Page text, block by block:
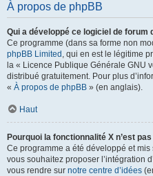
À propos de phpBB
Qui a développé ce logiciel de forum
Ce programme (dans sa forme non
phpBB Limited , qui en est le légitime
la « Licence Publique Générale GNU
distribué gratuitement. Pour plus
« À propos de phpBB » (en anglais).
Haut
Pourquoi la fonctionnalité X n’est
Ce programme a été développé et
vous souhaitez proposer l’intégration
vous rendre sur notre centre d’idées